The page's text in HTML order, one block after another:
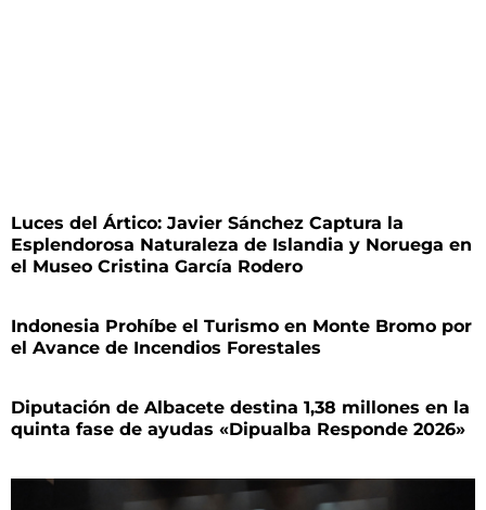
Luces del Ártico: Javier Sánchez Captura la
Esplendorosa Naturaleza de Islandia y Noruega en
el Museo Cristina García Rodero
Indonesia Prohíbe el Turismo en Monte Bromo por
el Avance de Incendios Forestales
Diputación de Albacete destina 1,38 millones en la
quinta fase de ayudas «Dipualba Responde 2026»